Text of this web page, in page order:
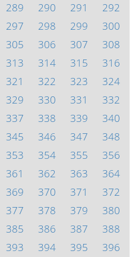
289 290 291
292
297 298 299
300
305 306 307
308
313 314 315
316
321 322 323
324
329 330 331
332
337 338 339
340
345 346 347
348
353 354 355
356
361 362 363
364
369 370 371
372
377 378 379
380
385 386 387
388
393 394 395 396